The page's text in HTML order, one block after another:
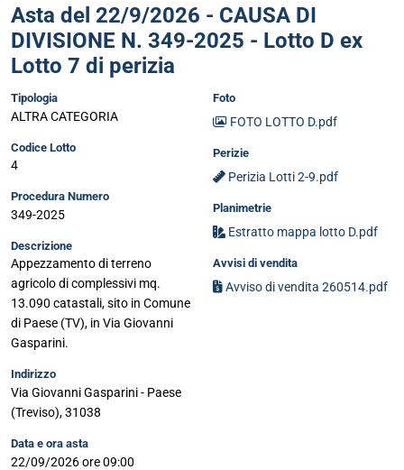
Asta del 22/9/2026 - CAUSA DI
DIVISIONE N. 349-2025 - Lotto D ex
Lotto 7 di perizia
Tipologia
ALTRA CATEGORIA
Codice Lotto
4
Procedura Numero
349-2025
Descrizione
Appezzamento di terreno
agricolo di complessivi mq.
13.090 catastali, sito in Comune
di Paese (TV), in Via Giovanni
Gasparini.
Indirizzo
Via Giovanni Gasparini - Paese
(Treviso), 31038
Data e ora asta
22/09/2026 ore 09:00
Foto
FOTO LOTTO D.pdf
Perizie
Perizia Lotti 2-9.pdf
Planimetrie
Estratto mappa lotto D.pdf
Avvisi di vendita
Avviso di vendita 260514.pdf